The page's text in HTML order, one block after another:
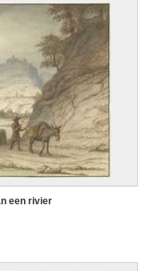
een rivier